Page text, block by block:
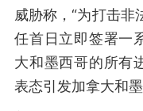
威胁称，“为打击非
任首日立即签署一
大和墨西哥的所有
表态引发加拿大和